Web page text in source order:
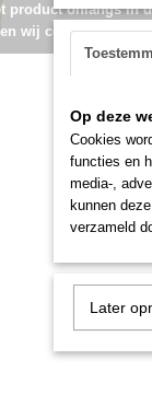
product onlangs in
wij contact met u
Op deze
Cookies
functies en
media-,
kunnen
verzameld
Later